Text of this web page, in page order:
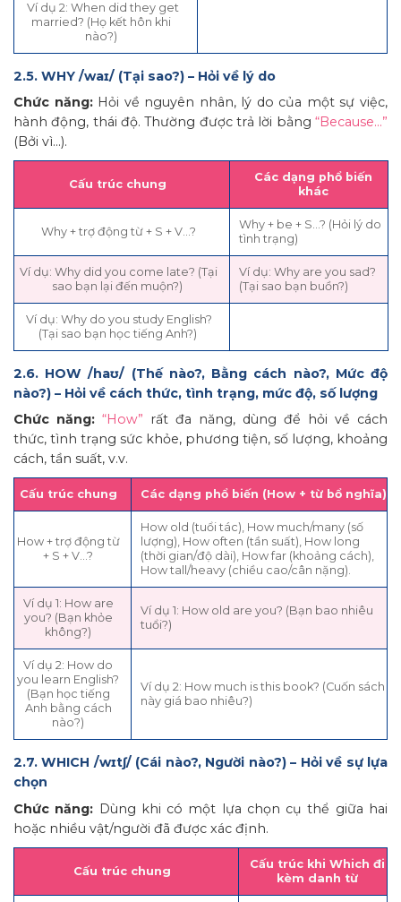
Ví dụ 2: When did they get
married? (Họ kết hôn khi
nào?)
2.5. WHY /waɪ/ (Tại sao?) – Hỏi về lý do
Chức năng:Hỏi về nguyên nhân, lý do của một sự việc,
hành động, thái độ. Thường được trả lời bằng “Because…”
(Bởi vì…).
Cấu trúc chung
Các dạng phổ biến
khác
Why + trợ động từ + S + V…?
Why + be + S…? (Hỏi lý do
tình trạng)
Ví dụ: Why did you come late? (Tại
sao bạn lại đến muộn?)
Ví dụ: Why are you sad?
(Tại sao bạn buồn?)
Ví dụ: Why do you study English?
(Tại sao bạn học tiếng Anh?)
2.6. HOW /haʊ/ (Thế nào?, Bằng cách nào?, Mức độ
nào?) – Hỏi về cách thức, tình trạng, mức độ, số lượng
Chức năng: “How” rất đa năng, dùng để hỏi về cách
thức, tình trạng sức khỏe, phương tiện, số lượng, khoảng
cách, tần suất, v.v.
Cấu trúc chung Các dạng phổ biến (How + từ bổ nghĩa)
How + trợ động từ
+ S + V…?
How old (tuổi tác), How much/many (số
lượng), How often (tần suất), How long
(thời gian/độ dài), How far (khoảng cách),
How tall/heavy (chiều cao/cân nặng).
Ví dụ 1: How are
you? (Bạn khỏe
không?)
Ví dụ 1: How old are you? (Bạn bao nhiêu
tuổi?)
Ví dụ 2: How do
you learn English?
(Bạn học tiếng
Anh bằng cách
nào?)
Ví dụ 2: How much is this book? (Cuốn sách
này giá bao nhiêu?)
2.7. WHICH /wɪtʃ/ (Cái nào?, Người nào?) – Hỏi về sự lựa
chọn
Chức năng: Dùng khi có một lựa chọn cụ thể giữa hai
hoặc nhiều vật/người đã được xác định.
Cấu trúc chung
Cấu trúc khi Which đi
kèm danh từ